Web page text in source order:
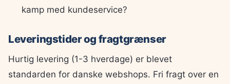
kamp med kundeservice?
Leveringstider og fragtgrænser
Hurtig levering (1-3 hverdage) er blevet
standarden for danske webshops. Fri fragt over en